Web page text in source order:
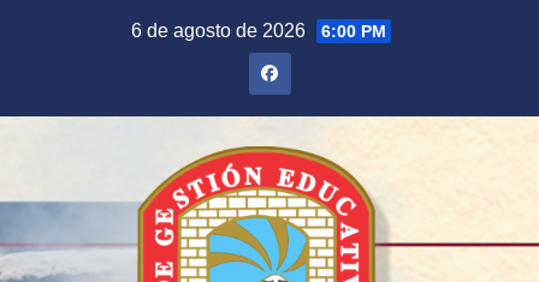
6 de agosto de 2026 6:00 PM